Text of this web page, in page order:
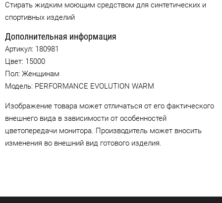
Стирать жидким моющим средством для синтетических и
спортивных изделий
Дополнительная информация
Артикул: 180981
Цвет: 15000
Пол: Женщинам
Модель: PERFORMANCE EVOLUTION WARM
Изображение товара может отличаться от его фактического
внешнего вида в зависимости от особенностей
цветопередачи монитора. Производитель может вносить
изменения во внешний вид готового изделия.